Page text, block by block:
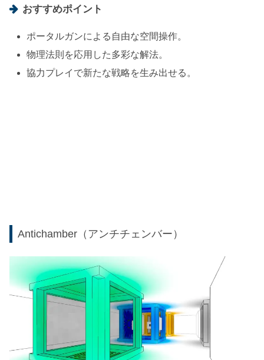
おすすめポイント
ポータルガンによる自由な空間操作。
物理法則を応用した多彩な解法。
協力プレイで新たな戦略を生み出せる。
Antichamber（アンチチェンバー）